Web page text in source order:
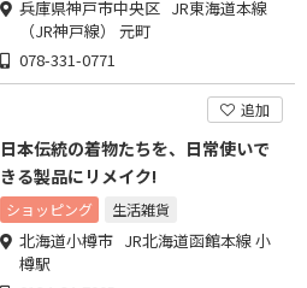
兵庫県神戸市中央区 JR東海道本線
（JR神戸線） 元町
078-331-0771
追加
日本伝統の着物たちを、日常使いで
きる製品にリメイク!
ショッピング 生活雑貨
北海道小樽市 JR北海道函館本線 小
樽駅